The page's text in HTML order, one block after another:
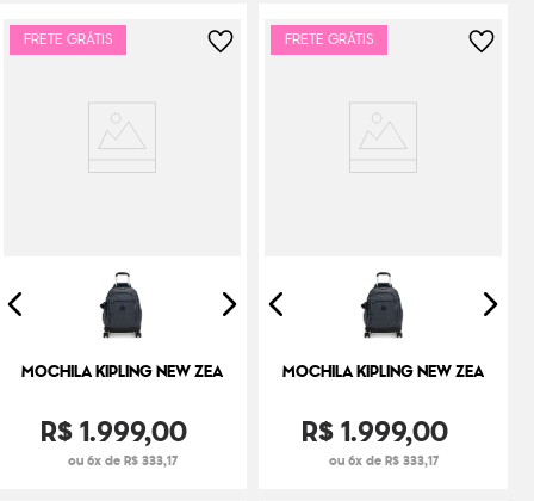
FRETE GRÁTIS
MOCHILA KIPLING NEW ZEA
R$1.999,00
ou 6x de R$ 333,17
FRETE GRÁTIS
MOCHILA KIPLING NEW ZEA
R$1.999,00
ou 6x de R$ 333,17